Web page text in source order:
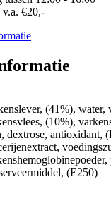
€20,-
(41%), water,
(10%),
dextrose, antioxidant,
(E250)